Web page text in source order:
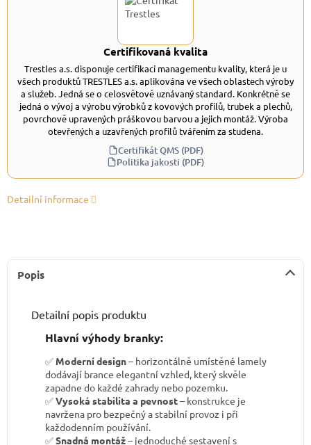
Certifikovaná kvalita
Trestles a.s. disponuje certifikací managementu kvality, která je u
všech produktů TRESTLES a.s. aplikována ve všech oblastech výroby
a služeb. Jedná se o celosvětově uznávaný standard. Konkrétně se
jedná o vývoj a výrobu výrobků z kovových profilů, trubek a plechů,
povrchově upravených práškovou barvou a jejich montáž. Výroba
otevřených a uzavřených profilů tvářením za studena.
Certifikát QMS (PDF)
Politika jakosti (PDF)
Detailní informace
Popis
Detailní popis produktu
Hlavní výhody branky:
✅ Moderní design– horizontálně umístěné lamely
dodávají brance elegantní vzhled, který skvěle
zapadne do každé zahrady nebo pozemku.
✅Vysoká stabilita a pevnost– konstrukce je
navržena pro bezpečný a stabilní provoz i při
každodenním používání.
✅Snadná montáž– jednoduché sestavení s